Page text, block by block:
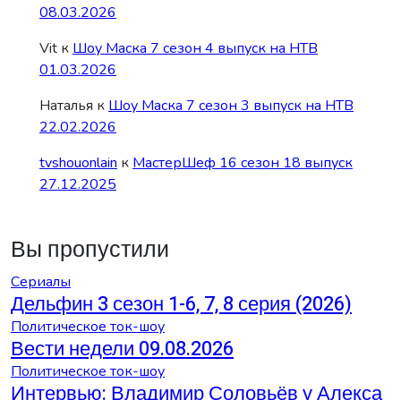
08.03.2026
Vit к Шоу Маска 7 сезон 4 выпуск на НТВ
01.03.2026
Наталья к Шоу Маска 7 сезон 3 выпуск на НТВ
22.02.2026
tvshouonlain к МастерШеф 16 сезон 18 выпуск
27.12.2025
Вы пропустили
Сериалы
Дельфин 3 сезон 1-6, 7, 8 серия (2026)
Политическое ток-шоу
Вести недели 09.08.2026
Политическое ток-шоу
Интервью: Владимир Соловьёв у Алекса